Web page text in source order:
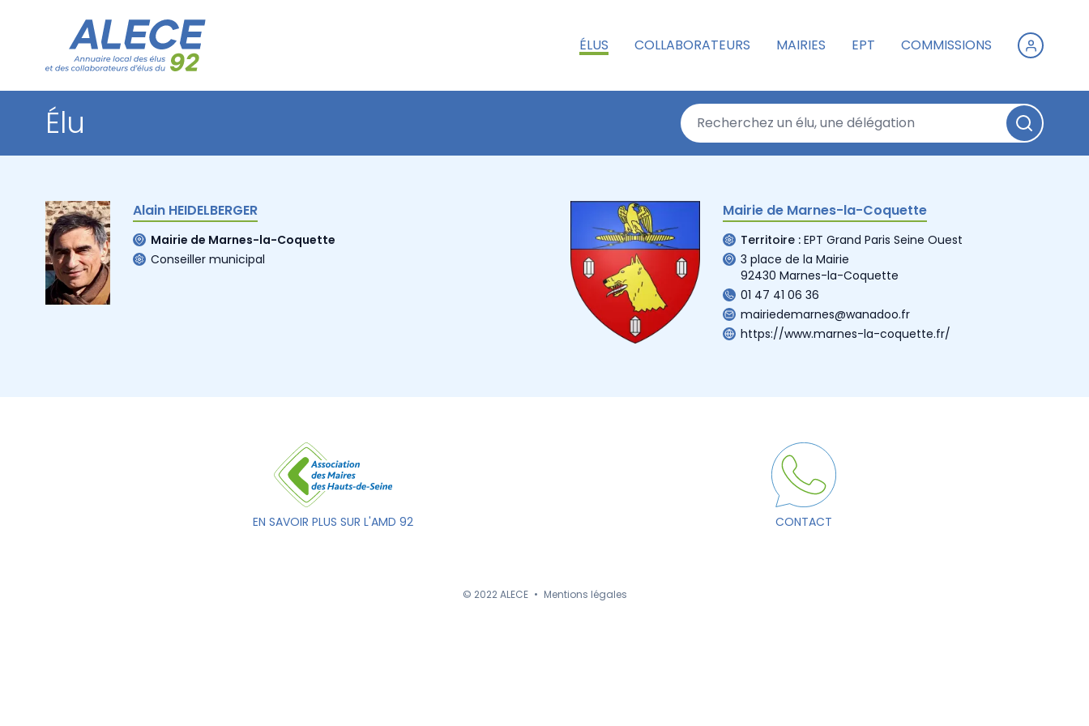
ÉLUS COLLABORATEURS MAIRIES EPT COMMISSIONS
Élu
Alain HEIDELBERGER
Mairie de Marnes-la-Coquette
Conseiller municipal
Mairie de Marnes-la-Coquette
Territoire : EPT Grand Paris Seine Ouest
3 place de la Mairie
92430 Marnes-la-Coquette
01 47 41 06 36
mairiedemarnes@wanadoo.fr
https://www.marnes-la-coquette.fr/
EN SAVOIR PLUS SUR L'AMD 92 CONTACT
© 2022 ALECE • Mentions légales